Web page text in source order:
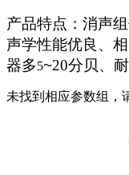
产品特点：消声
声学性能优良、
器多5~20分贝、
未找到相应参数组，